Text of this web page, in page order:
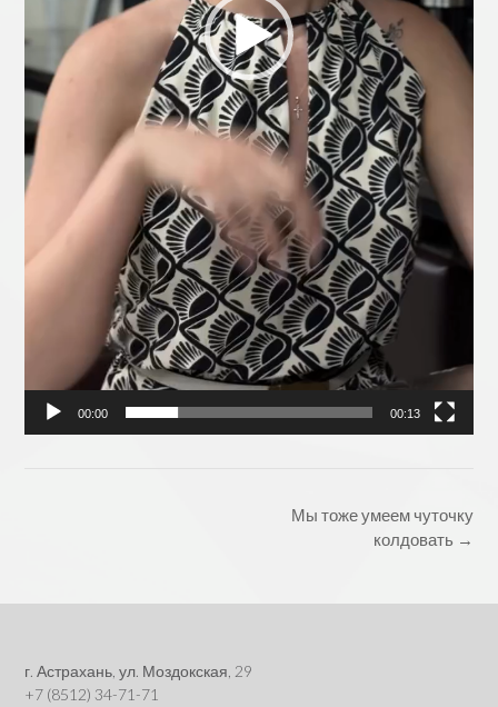
00:00 00:13
Мы тоже умеем чуточку
колдовать →
г. Астрахань, ул. Моздокская, 29
+7 (8512) 34-71-71